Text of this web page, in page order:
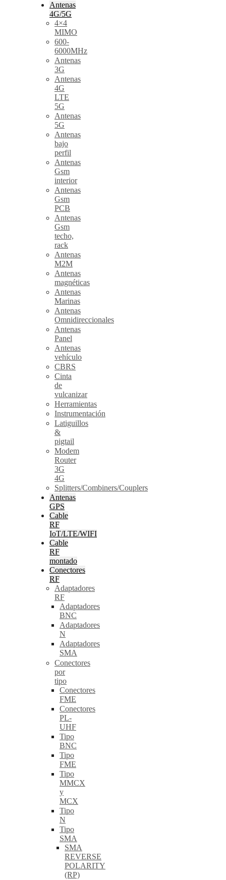
Antenas
4G/5G
4×4
MIMO
600-
6000MHz
Antenas
3G
Antenas
4G
LTE
5G
Antenas
5G
Antenas
bajo
perfil
Antenas
Gsm
interior
Antenas
Gsm
PCB
Antenas
Gsm
techo,
rack
Antenas
M2M
Antenas
magnéticas
Antenas
Marinas
Antenas
Omnidireccionales
Antenas
Panel
Antenas
vehículo
CBRS
Cinta
de
vulcanizar
Herramientas
Instrumentación
Latiguillos
&
pigtail
Modem
Router
3G
4G
Splitters/Combiners/Couplers
Antenas
GPS
Cable
RF
IoT/LTE/WIFI
Cable
RF
montado
Conectores
RF
Adaptadores
RF
Adaptadores
BNC
Adaptadores
N
Adaptadores
SMA
Conectores
por
tipo
Conectores
FME
Conectores
PL-
UHF
Tipo
BNC
Tipo
FME
Tipo
MMCX
y
MCX
Tipo
N
Tipo
SMA
SMA
REVERSE
POLARITY
(RP)